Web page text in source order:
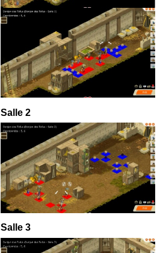
Salle 2
Salle 3